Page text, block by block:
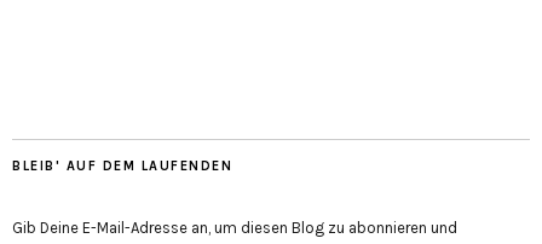
BLEIB' AUF DEM LAUFENDEN
Gib Deine E-Mail-Adresse an, um diesen Blog zu abonnieren und